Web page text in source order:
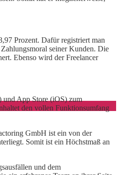
Prozent. Dafür registriert man
seiner Kunden. Die
Ebenso wird der Freelancer
und App Store (iOS) zum
den vollen Funktionsumfang
GmbH ist ein von der
Somit ist ein Höchstmaß an
und dem